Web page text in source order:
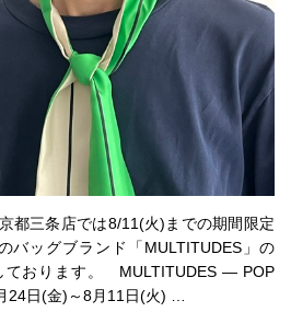
都三条店では8/11(火)までの期間限定
バッグブランド「MULTITUDES」の
ております。 MULTITUDES — POP
24日(金)～8月11日(火) …